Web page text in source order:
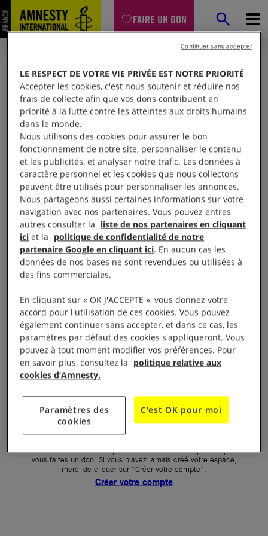
FAIRE UN DON
Mon espace
Connexion
Votre adresse email (obligatoire)
Mot de passe oublié ?
Un problème de connexion ?
Première connexion ?
La création de votre espace n’est pas automatique lorsque
vous faites un don. Si vous n’avez jamais créé votre espace,
merci de cliquer sur “Créer votre compte”.
Créer votre compte
LE RESPECT DE VOTRE VIE PRIVÉE EST NOTRE PRIORITÉ
Accepter les cookies, c'est nous soutenir et réduire nos
frais de collecte afin que vos dons contribuent en
priorité à la lutte contre les atteintes aux droits humains
dans le monde.
Nous utilisons des cookies pour assurer le bon
fonctionnement de notre site, personnaliser le contenu
et les publicités, et analyser notre trafic. Les données à
caractère personnel et les cookies que nous collectons
peuvent être utilisés pour personnaliser les annonces.
Nous partageons aussi certaines informations sur votre
navigation avec nos partenaires. Vous pouvez entres
autres consulter la liste de nos partenaires en cliquant
ici et la politique de confidentialité de notre
partenaire Google en cliquant ici. En aucun cas les
données de nos bases ne sont revendues ou utilisées à
des fins commerciales.
En cliquant sur « OK J'ACCEPTE », vous donnez votre
accord pour l'utilisation de ces cookies. Vous pouvez
également continuer sans accepter, et dans ce cas, les
paramètres par défaut des cookies s'appliqueront. Vous
pouvez à tout moment modifier vos préférences. Pour
en savoir plus, consultez la politique relative aux
cookies d’Amnesty.
Paramètres des
cookies
C'est OK pour moi
Continuer sans accepter